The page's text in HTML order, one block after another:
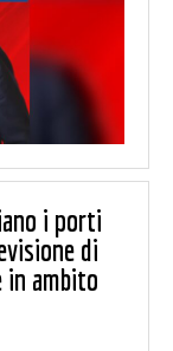
i porti
di
in ambito